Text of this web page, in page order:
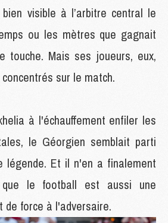
visible à l’arbitre central le
ou les mètres que gagnait
touche. Mais ses joueurs, eux,
sur le match.
à l'échauffement enfiler les
le Géorgien semblait parti
légende. Et il n'en a finalement
le football est aussi une
de force à l'adversaire.